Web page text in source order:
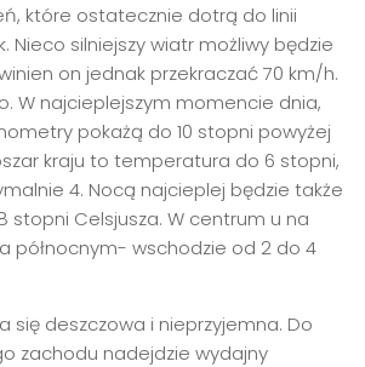
które ostatecznie dotrą do linii
Nieco silniejszy wiatr możliwy będzie
on jednak przekraczać 70 km/h.
W najcieplejszym momencie dnia,
pokażą do 10 stopni powyżej
kraju to temperatura do 6 stopni,
4. Nocą najcieplej będzie także
stopni Celsjusza. W centrum u na
północnym- wschodzie od 2 do 4
się deszczowa i nieprzyjemna. Do
zachodu nadejdzie wydajny